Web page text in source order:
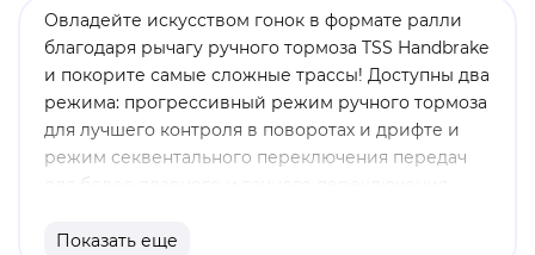
Овладейте искусством гонок в формате ралли
благодаря рычагу ручного тормоза TSS Handbrake
и покорите самые сложные трассы! Доступны два
режима: прогрессивный режим ручного тормоза
для лучшего контроля в поворотах и дрифте и
режим секвентального переключения передач
для более плавного и точного переключения
профессиональным оборудованием, рычаг
Показать еще